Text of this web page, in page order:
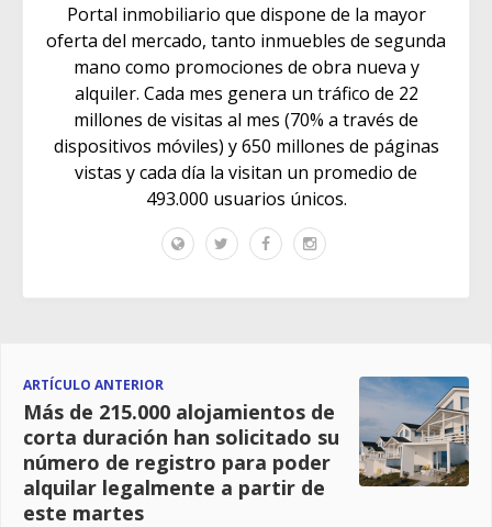
Portal inmobiliario que dispone de la mayor
oferta del mercado, tanto inmuebles de segunda
mano como promociones de obra nueva y
alquiler. Cada mes genera un tráfico de 22
millones de visitas al mes (70% a través de
dispositivos móviles) y 650 millones de páginas
vistas y cada día la visitan un promedio de
493.000 usuarios únicos.
ARTÍCULO ANTERIOR
Más de 215.000 alojamientos de
corta duración han solicitado su
número de registro para poder
alquilar legalmente a partir de
este martes